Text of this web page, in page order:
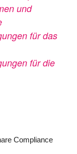
und
für das
für die
Compliance